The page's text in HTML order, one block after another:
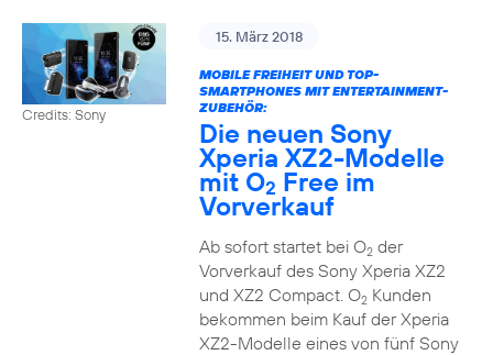
Credits: Sony
15. März 2018
MOBILE FREIHEIT UND TOP-
SMARTPHONES MIT ENTERTAINMENT-
ZUBEHÖR:
Die neuen Sony
Xperia XZ2-Modelle
mit O2 Free im
Vorverkauf
Ab sofort startet bei O2der
Vorverkauf des Sony Xperia XZ2
und XZ2 Compact. O2Kunden
bekommen beim Kauf der Xperia
XZ2-Modelle eines von fünf Sony